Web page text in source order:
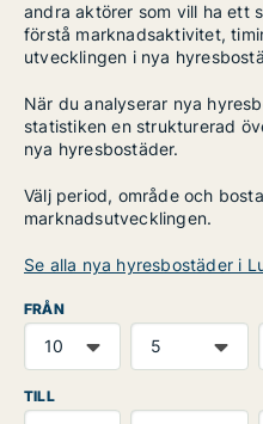
andra aktörer som vill ha ett
förstå marknadsaktivitet,
utvecklingen i nya
När du analyserar nya
statistiken en strukturerad
nya hyresbostäder.
Välj period, område och
marknadsutvecklingen.
Se alla nya hyresbostäder i
FRÅN
TILL